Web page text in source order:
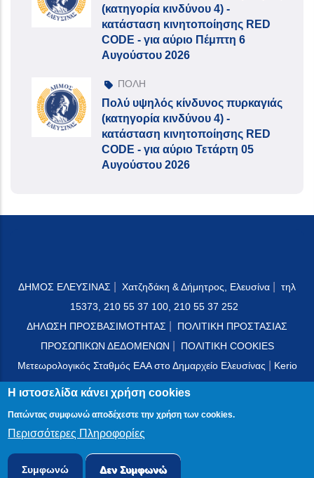
(κατηγορία κινδύνου 4) -
κατάσταση κινητοποίησης RED
CODE - για αύριο Πέμπτη 6
Αυγούστου 2026
ΠΟΛΗ
Πολύ υψηλός κίνδυνος πυρκαγιάς
(κατηγορία κινδύνου 4) -
κατάσταση κινητοποίησης RED
CODE - για αύριο Τετάρτη 05
Αυγούστου 2026
ΔΗΜΟΣ ΕΛΕΥΣΙΝΑΣ Χατζηδάκη & Δήμητρος, Ελευσίνα
τηλ
15373, 210 55 37 100, 210 55 37 252
ΔΗΛΩΣΗ ΠΡΟΣΒΑΣΙΜΟΤΗΤΑΣ
ΠΟΛΙΤΙΚΗ ΠΡΟΣΤΑΣΙΑΣ
ΠΡΟΣΩΠΙΚΩΝ ΔΕΔΟΜΕΝΩΝ
ΠΟΛΙΤΙΚΗ COOKIES
Μετεωρολογικός Σταθμός ΕΑΑ στο Δημαρχείο Ελευσίνας
Kerio
Mail Server
Η ιστοσελίδα κάνει χρήση cookies
Πατώντας συμφωνώ αποδέχεστε την χρήση των cookies.
Περισσότερες Πληροφορίες
Συμφωνώ Δεν Συμφωνώ